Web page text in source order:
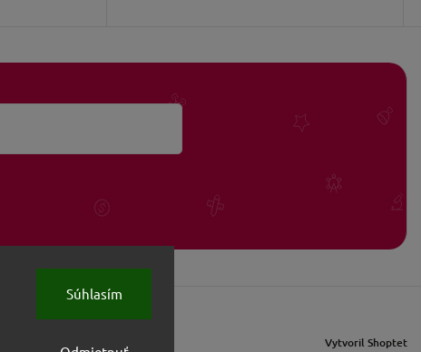
Súhlasím
Vytvoril Shoptet